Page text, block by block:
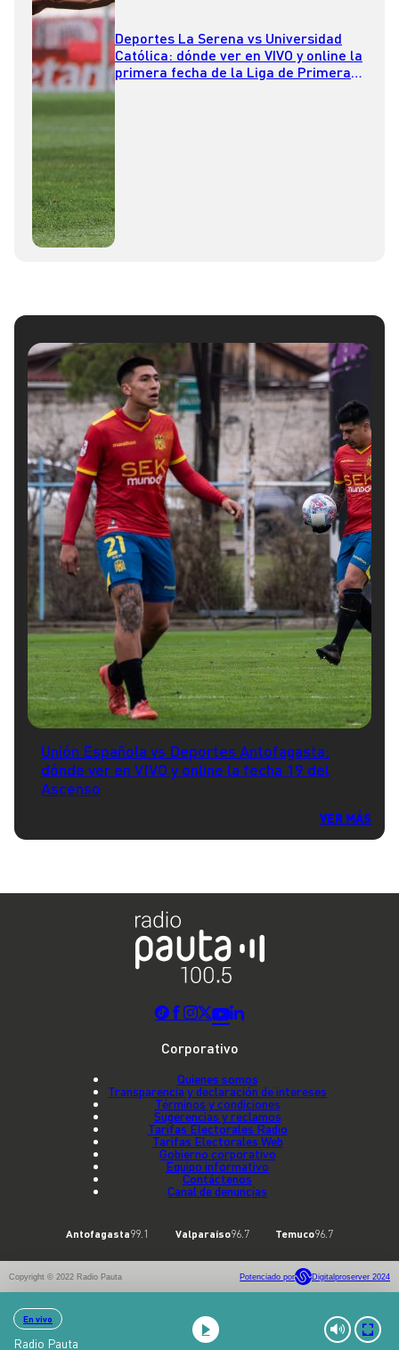
Deportes La Serena vs Universidad
Católica: dónde ver en VIVO y online la
primera fecha de la Liga de Primera
Unión Española vs Deportes Antofagasta:
dónde ver en VIVO y online la fecha 19 del
Ascenso
VER MÁS
En vivo
Radio Pauta
Corporativo
Quienes somos
Transparencia y declaración de intereses
Términos y condiciones
Sugerencias y reclamos
Tarifas Electorales Radio
Tarifas Electorales Web
Gobierno corporativo
Equipo informativo
Contáctenos
Canal de denuncias
Antofagasta99.1 Valparaíso96.7 Temuco96.7
Copyright © 2022 Radio Pauta Potenciado por Digitalproserver 2024